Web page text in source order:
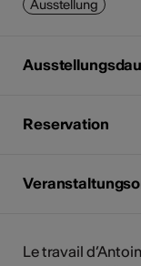
Ausstellung
Reservation
Le travail